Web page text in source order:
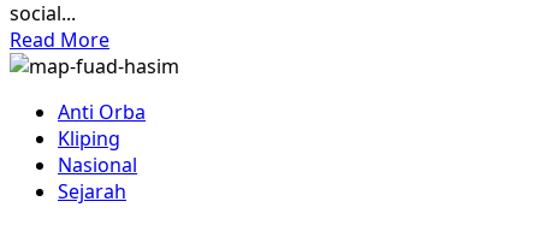
social...
Read MoreRead
more
Surat
Terbuka
Pramoedya
Ananta
Anti Orba
Kliping
Nasional
Sejarah